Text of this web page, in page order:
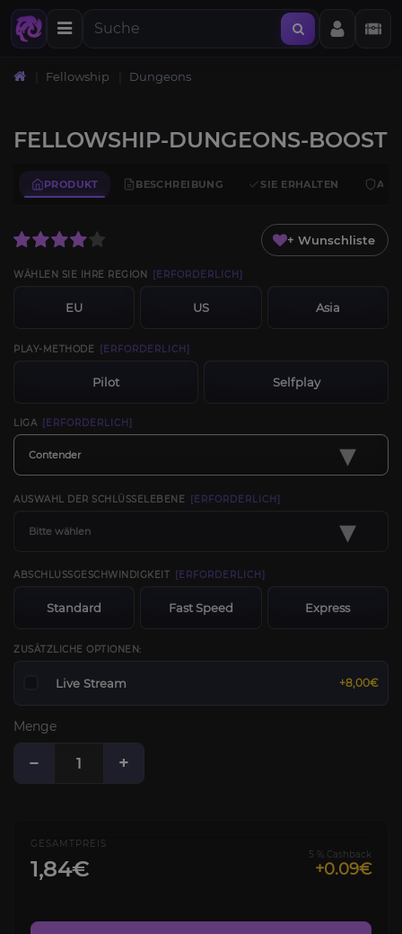
Fellowship Dungeons
FELLOWSHIP-DUNGEONS-BOOST
PRODUKT BESCHREIBUNG SIE ERHALTEN
+ Wunschliste
WÄHLEN SIE IHRE REGION [ERFORDERLICH]
EU US Asia
PLAY-METHODE [ERFORDERLICH]
Pilot Selfplay
LIGA [ERFORDERLICH]
Contender ▾
AUSWAHL DER SCHLÜSSELEBENE [ERFORDERLICH]
Bitte wählen ▾
ABSCHLUSSGESCHWINDIGKEIT [ERFORDERLICH]
Standard Fast Speed Express
ZUSÄTZLICHE OPTIONEN:
Live Stream +8,00€
Menge
− +
GESAMTPREIS
1,84€
5 % Cashback
+0.09€